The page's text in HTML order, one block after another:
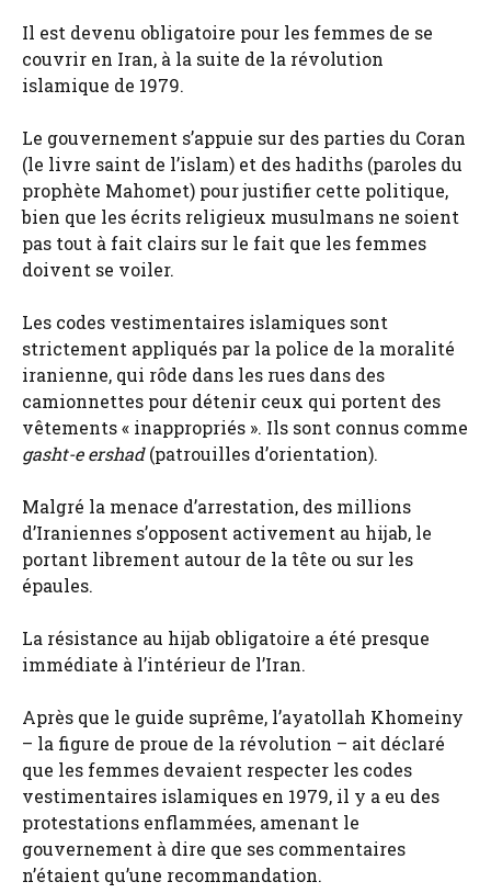
Il est devenu obligatoire pour les femmes de se
couvrir en Iran, à la suite de la révolution
islamique de 1979.
Le gouvernement s’appuie sur des parties du Coran
(le livre saint de l’islam) et des hadiths (paroles du
prophète Mahomet) pour justifier cette politique,
bien que les écrits religieux musulmans ne soient
pas tout à fait clairs sur le fait que les femmes
doivent se voiler.
Les codes vestimentaires islamiques sont
strictement appliqués par la police de la moralité
iranienne, qui rôde dans les rues dans des
camionnettes pour détenir ceux qui portent des
vêtements « inappropriés ». Ils sont connus comme
gasht-e ershad(patrouilles d’orientation).
Malgré la menace d’arrestation, des millions
d’Iraniennes s’opposent activement au hijab, le
portant librement autour de la tête ou sur les
épaules.
La résistance au hijab obligatoire a été presque
immédiate à l’intérieur de l’Iran.
Après que le guide suprême, l’ayatollah Khomeiny
– la figure de proue de la révolution – ait déclaré
que les femmes devaient respecter les codes
vestimentaires islamiques en 1979, il y a eu des
protestations enflammées, amenant le
gouvernement à dire que ses commentaires
n’étaient qu’une recommandation.